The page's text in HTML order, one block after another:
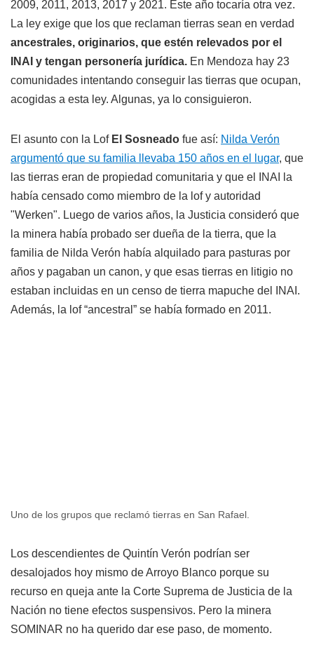
2009, 2011, 2013, 2017 y 2021. Este año tocaría otra vez.
La ley exige que los que reclaman tierras sean en verdad
ancestrales, originarios, que estén relevados por el
INAI y tengan personería jurídica. En Mendoza hay 23
comunidades intentando conseguir las tierras que ocupan,
acogidas a esta ley. Algunas, ya lo consiguieron.
El asunto con la Lof El Sosneado fue así: Nilda Verón
argumentó que su familia llevaba 150 años en el lugar, que
las tierras eran de propiedad comunitaria y que el INAI la
había censado como miembro de la lof y autoridad
"Werken". Luego de varios años, la Justicia consideró que
la minera había probado ser dueña de la tierra, que la
familia de Nilda Verón había alquilado para pasturas por
años y pagaban un canon, y que esas tierras en litigio no
estaban incluidas en un censo de tierra mapuche del INAI.
Además, la lof “ancestral” se había formado en 2011.
Uno de los grupos que reclamó tierras en San Rafael.
Los descendientes de Quintín Verón podrían ser
desalojados hoy mismo de Arroyo Blanco porque su
recurso en queja ante la Corte Suprema de Justicia de la
Nación no tiene efectos suspensivos. Pero la minera
SOMINAR no ha querido dar ese paso, de momento.